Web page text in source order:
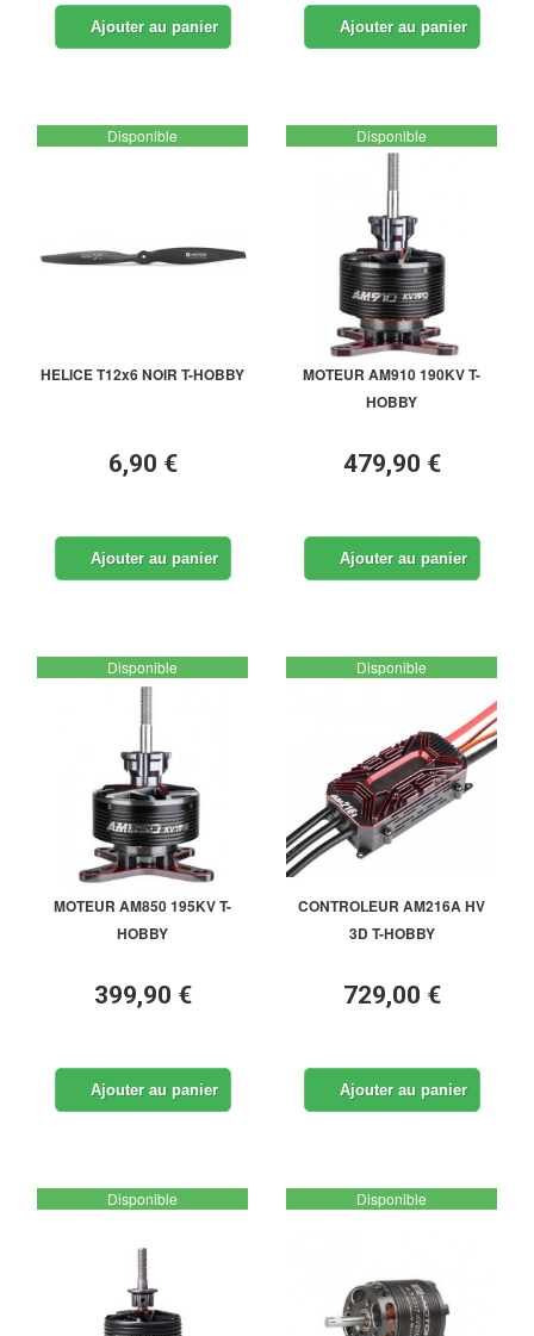
Ajouter au panier Ajouter au panier
Disponible
HELICE T12x6 NOIR T-HOBBY
6,90 €
Ajouter au panier
Disponible
MOTEUR AM910 190KV T-
HOBBY
479,90 €
Ajouter au panier
Disponible
MOTEUR AM850 195KV T-
HOBBY
399,90 €
Ajouter au panier
Disponible
CONTROLEUR AM216A HV
3D T-HOBBY
729,00 €
Ajouter au panier
Disponible Disponible